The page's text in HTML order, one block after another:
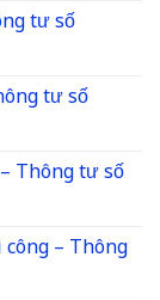
tư số
tư số
Thông tư số
– Thông